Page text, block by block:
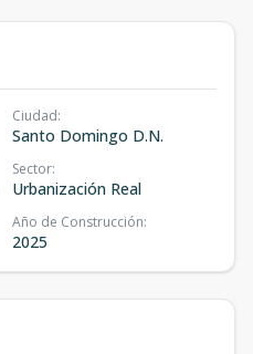
Ciudad:
Santo Domingo D.N.
Sector:
Urbanización Real
Año de Construcción:
2025